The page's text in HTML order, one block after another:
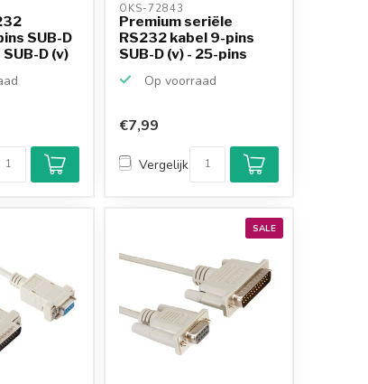
SUB-D
D (v)
OKS-72843
Premium seriële
RS232 kabel 9-pins
SUB-D (v) - 25-pins
Op voorraad
€7,99
Vergelijk
SALE